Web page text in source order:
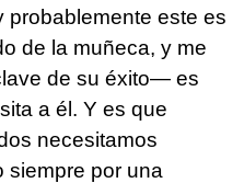
este es
de la muñeca, y me
de su éxito— es
a él. Y es que
necesitamos
siempre por una